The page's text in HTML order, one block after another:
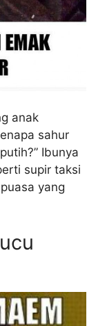
anak
sahur
Ibunya
supir taksi
yang